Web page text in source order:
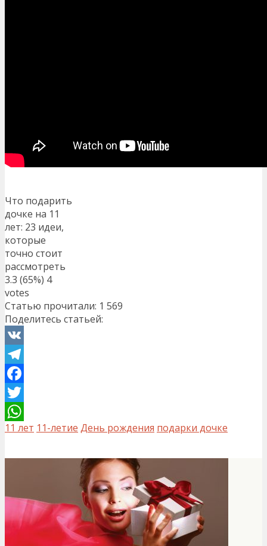
Что подарить
дочке на 11
лет: 23 идеи,
которые
точно стоит
рассмотреть
3.3 (65%) 4
votes
Статью прочитали: 1 569
Поделитесь статьей:
VK
Telegram
Facebook
Twitter
WhatsApp
11 лет 11-летие День рождения подарки дочке